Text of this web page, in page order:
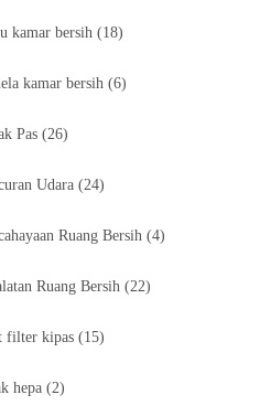
kamar bersih (18)
kamar bersih (6)
Pas (26)
Udara (24)
Ruang Bersih (4)
Ruang Bersih (22)
filter kipas (15)
hepa (2)